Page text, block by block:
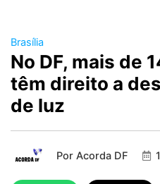
Brasília
No DF, mais de
têm direito a
de luz
Por Acorda DF